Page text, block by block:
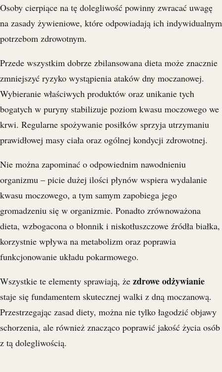
Osoby cierpiące na tę dolegliwość powinny zwracać uwagę
na zasady żywieniowe, które odpowiadają ich indywidualnym
potrzebom zdrowotnym.
Przede wszystkim dobrze zbilansowana dieta może znacznie
zmniejszyć ryzyko wystąpienia ataków dny moczanowej.
Wybieranie właściwych produktów oraz unikanie tych
bogatych w puryny stabilizuje poziom kwasu moczowego we
krwi. Regularne spożywanie posiłków sprzyja utrzymaniu
prawidłowej masy ciała oraz ogólnej kondycji zdrowotnej.
Nie można zapominać o odpowiednim nawodnieniu
organizmu – picie dużej ilości płynów wspiera wydalanie
kwasu moczowego, a tym samym zapobiega jego
gromadzeniu się w organizmie. Ponadto zrównoważona
dieta, wzbogacona o błonnik i niskotłuszczowe źródła białka,
korzystnie wpływa na metabolizm oraz poprawia
funkcjonowanie układu pokarmowego.
Wszystkie te elementy sprawiają, że zdrowe odżywianie
staje się fundamentem skutecznej walki z dną moczanową.
Przestrzegając zasad diety, można nie tylko łagodzić objawy
schorzenia, ale również znacząco poprawić jakość życia osób
z tą dolegliwością.